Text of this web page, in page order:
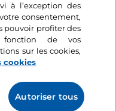
intéresser
du
à l’exception des
consentement,
pouvoir profiter des
fonction de vos
sur les cookies,
cookies
Autoriser tous